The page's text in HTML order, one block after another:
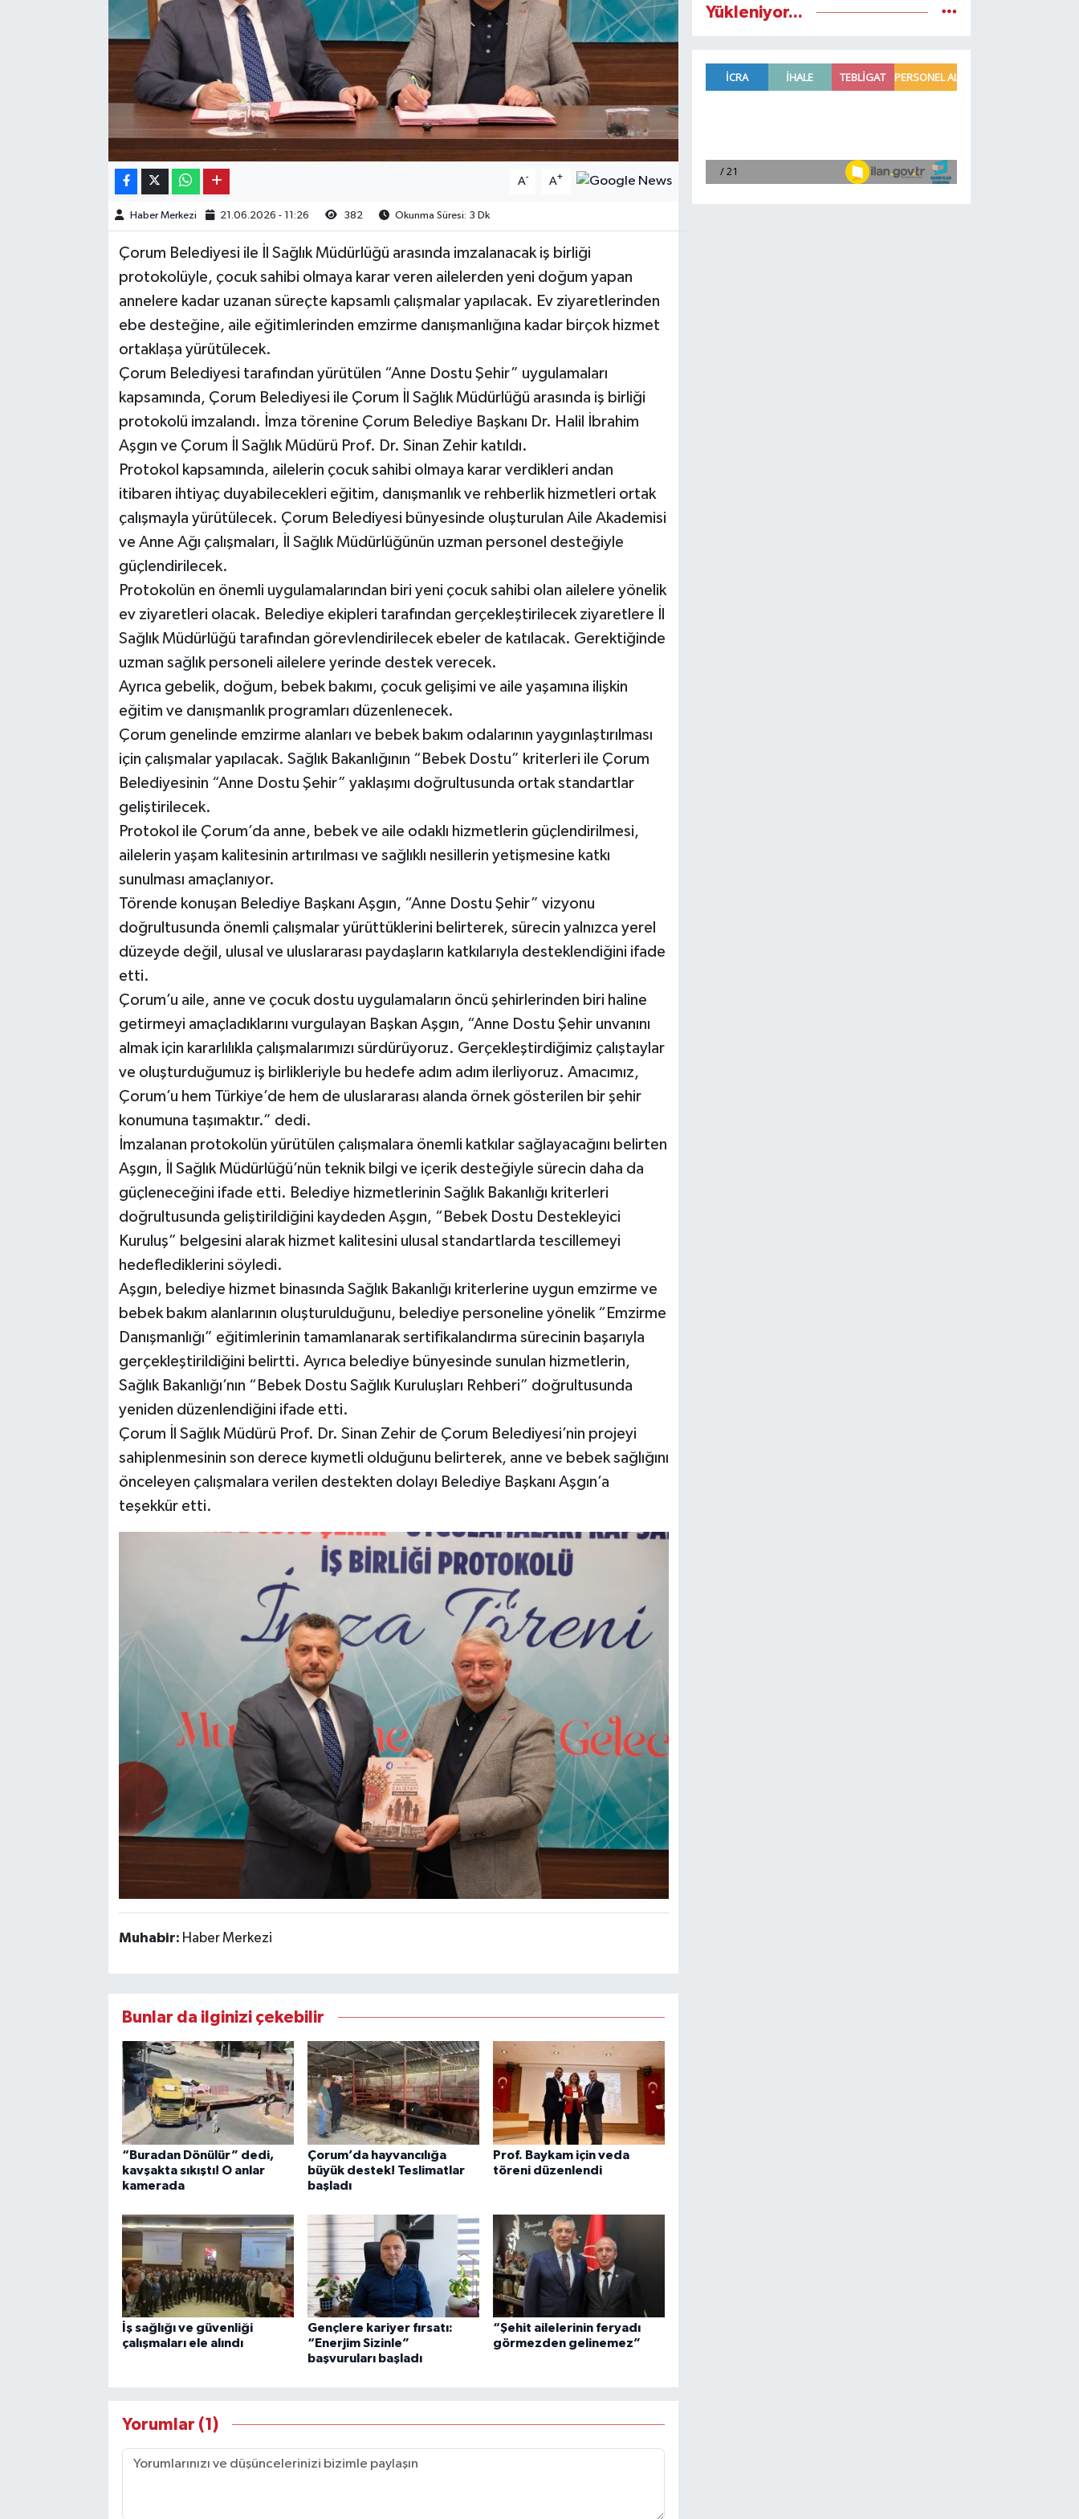
A- A+
Haber Merkezi 21.06.2026 - 11:26 382 Okunma Süresi: 3 Dk
Çorum Belediyesi ile İl Sağlık Müdürlüğü arasında imzalanacak iş birliği
protokolüyle, çocuk sahibi olmaya karar veren ailelerden yeni doğum yapan
annelere kadar uzanan süreçte kapsamlı çalışmalar yapılacak. Ev ziyaretlerinden
ebe desteğine, aile eğitimlerinden emzirme danışmanlığına kadar birçok hizmet
ortaklaşa yürütülecek.
Çorum Belediyesi tarafından yürütülen “Anne Dostu Şehir” uygulamaları
kapsamında, Çorum Belediyesi ile Çorum İl Sağlık Müdürlüğü arasında iş birliği
protokolü imzalandı. İmza törenine Çorum Belediye Başkanı Dr. Halil İbrahim
Aşgın ve Çorum İl Sağlık Müdürü Prof. Dr. Sinan Zehir katıldı.
Protokol kapsamında, ailelerin çocuk sahibi olmaya karar verdikleri andan
itibaren ihtiyaç duyabilecekleri eğitim, danışmanlık ve rehberlik hizmetleri ortak
çalışmayla yürütülecek. Çorum Belediyesi bünyesinde oluşturulan Aile Akademisi
ve Anne Ağı çalışmaları, İl Sağlık Müdürlüğünün uzman personel desteğiyle
güçlendirilecek.
Protokolün en önemli uygulamalarından biri yeni çocuk sahibi olan ailelere yönelik
ev ziyaretleri olacak. Belediye ekipleri tarafından gerçekleştirilecek ziyaretlere İl
Sağlık Müdürlüğü tarafından görevlendirilecek ebeler de katılacak. Gerektiğinde
uzman sağlık personeli ailelere yerinde destek verecek.
Ayrıca gebelik, doğum, bebek bakımı, çocuk gelişimi ve aile yaşamına ilişkin
eğitim ve danışmanlık programları düzenlenecek.
Çorum genelinde emzirme alanları ve bebek bakım odalarının yaygınlaştırılması
için çalışmalar yapılacak. Sağlık Bakanlığının “Bebek Dostu” kriterleri ile Çorum
Belediyesinin “Anne Dostu Şehir” yaklaşımı doğrultusunda ortak standartlar
geliştirilecek.
Protokol ile Çorum’da anne, bebek ve aile odaklı hizmetlerin güçlendirilmesi,
ailelerin yaşam kalitesinin artırılması ve sağlıklı nesillerin yetişmesine katkı
sunulması amaçlanıyor.
Törende konuşan Belediye Başkanı Aşgın, “Anne Dostu Şehir” vizyonu
doğrultusunda önemli çalışmalar yürüttüklerini belirterek, sürecin yalnızca yerel
düzeyde değil, ulusal ve uluslararası paydaşların katkılarıyla desteklendiğini ifade
etti.
Çorum’u aile, anne ve çocuk dostu uygulamaların öncü şehirlerinden biri haline
getirmeyi amaçladıklarını vurgulayan Başkan Aşgın, “Anne Dostu Şehir unvanını
almak için kararlılıkla çalışmalarımızı sürdürüyoruz. Gerçekleştirdiğimiz çalıştaylar
ve oluşturduğumuz iş birlikleriyle bu hedefe adım adım ilerliyoruz. Amacımız,
Çorum’u hem Türkiye’de hem de uluslararası alanda örnek gösterilen bir şehir
konumuna taşımaktır.” dedi.
İmzalanan protokolün yürütülen çalışmalara önemli katkılar sağlayacağını belirten
Aşgın, İl Sağlık Müdürlüğü’nün teknik bilgi ve içerik desteğiyle sürecin daha da
güçleneceğini ifade etti. Belediye hizmetlerinin Sağlık Bakanlığı kriterleri
doğrultusunda geliştirildiğini kaydeden Aşgın, “Bebek Dostu Destekleyici
Kuruluş” belgesini alarak hizmet kalitesini ulusal standartlarda tescillemeyi
hedeflediklerini söyledi.
Aşgın, belediye hizmet binasında Sağlık Bakanlığı kriterlerine uygun emzirme ve
bebek bakım alanlarının oluşturulduğunu, belediye personeline yönelik “Emzirme
Danışmanlığı” eğitimlerinin tamamlanarak sertifikalandırma sürecinin başarıyla
gerçekleştirildiğini belirtti. Ayrıca belediye bünyesinde sunulan hizmetlerin,
Sağlık Bakanlığı’nın “Bebek Dostu Sağlık Kuruluşları Rehberi” doğrultusunda
yeniden düzenlendiğini ifade etti.
Çorum İl Sağlık Müdürü Prof. Dr. Sinan Zehir de Çorum Belediyesi’nin projeyi
sahiplenmesinin son derece kıymetli olduğunu belirterek, anne ve bebek sağlığını
önceleyen çalışmalara verilen destekten dolayı Belediye Başkanı Aşgın’a
teşekkür etti.
Muhabir: Haber Merkezi
Bunlar da ilginizi çekebilir
“Buradan Dönülür” dedi,
kavşakta sıkıştı! O anlar
kamerada
Çorum’da hayvancılığa
büyük destek! Teslimatlar
başladı
Prof. Baykam için veda
töreni düzenlendi
İş sağlığı ve güvenliği
çalışmaları ele alındı
Gençlere kariyer fırsatı:
“Enerjim Sizinle”
başvuruları başladı
“Şehit ailelerinin feryadı
görmezden gelinemez”
Yorumlar (1)
Yükleniyor...
Osmancık